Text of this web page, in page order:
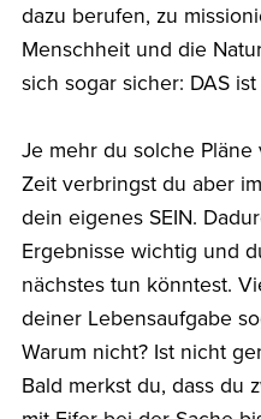
dazu berufen, zu
Menschheit und die
sich sogar sicher: DAS
Je mehr du solche
Zeit verbringst du aber
dein eigenes SEIN.
Ergebnisse wichtig und
nächstes tun könntest.
deiner Lebensaufgabe
Warum nicht? Ist nicht
Bald merkst du, dass du